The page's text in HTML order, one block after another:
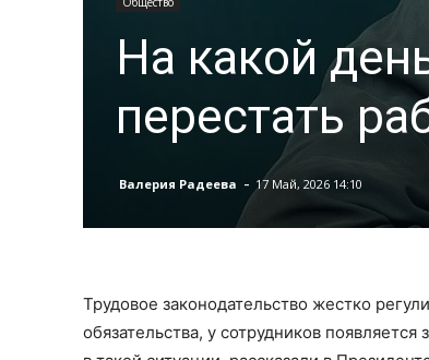
На какой
перестать
Валерия Радеева - 17 Май, 2026 14:10
Трудовое законодательство жестко
обязательства, у сотрудников